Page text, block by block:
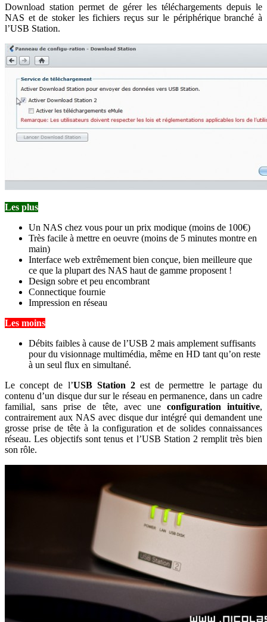
Download station permet de gérer les téléchargements depuis le
NAS et de stoker les fichiers reçus sur le périphérique branché à
l’USB Station.
Les plus
Un NAS chez vous pour un prix modique (moins de 100€)
Très facile à mettre en oeuvre (moins de 5 minutes montre en
main)
Interface web extrêmement bien conçue, bien meilleure que
ce que la plupart des NAS haut de gamme proposent !
Design sobre et peu encombrant
Connectique fournie
Impression en réseau
Les moins
Débits faibles à cause de l’USB 2 mais amplement suffisants
pour du visionnage multimédia, même en HD tant qu’on reste
à un seul flux en simultané.
Le concept de l’USB Station 2est de permettre le partage du
contenu d’un disque dur sur le réseau en permanence, dans un cadre
familial, sans prise de tête, avec une configuration intuitive,
contrairement aux NAS avec disque dur intégré qui demandent une
grosse prise de tête à la configuration et de solides connaissances
réseau. Les objectifs sont tenus et l’USB Station 2 remplit très bien
son rôle.